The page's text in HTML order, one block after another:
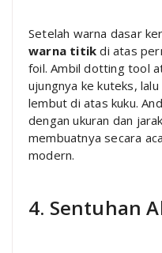
Setelah warna dasar
warna titik di atas
foil. Ambil dotting tool
ujungnya ke kuteks,
lembut di atas kuku.
dengan ukuran dan
membuatnya secara
modern.
4. Sentuhan